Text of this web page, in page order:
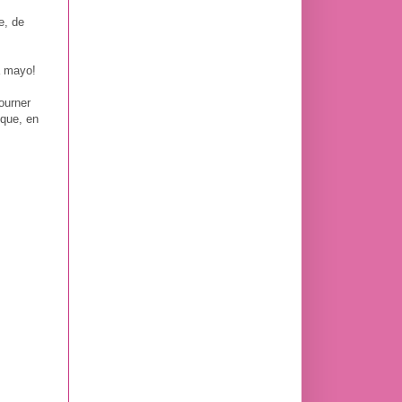
de
mayo!
en